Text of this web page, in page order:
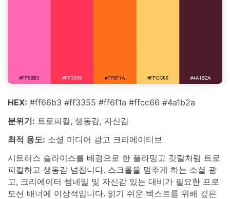
HEX: #ff66b3 #ff3355 #ff6f1a #ffcc66 #4a1b2a
분위기: 트로피컬, 생동감, 자신감
최적 용도: 소셜 미디어 광고 크리에이티브
시트러스 슬라이스를 배경으로 한 플라밍고 깃털처럼 트로
피컬하고 생동감 넘칩니다. 스크롤을 멈추게 하는 소셜 광
고, 크리에이터 썸네일 및 자신감 있는 대비가 필요한 프로
모션 배너에 이상적입니다. 읽기 쉬운 텍스트를 위해 깊은